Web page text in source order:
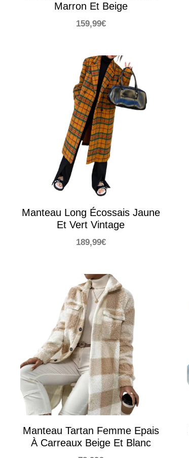
Marron Et Beige
159,99€
Manteau Long Écossais Jaune
Et Vert Vintage
189,99€
Manteau Tartan Femme Epais
À Carreaux Beige Et Blanc